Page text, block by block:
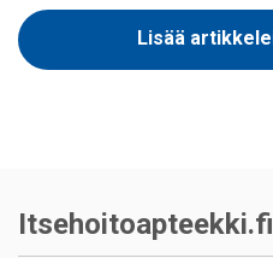
Lisää
Itsehoitoapteekki.fi